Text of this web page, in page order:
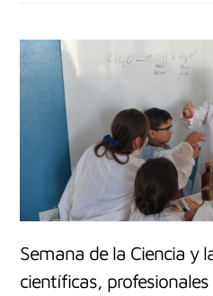
Semana de la Ciencia y
científicas,